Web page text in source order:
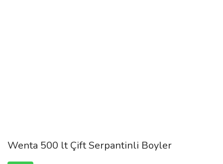
Wenta 500 lt Çift Serpantinli Boyler